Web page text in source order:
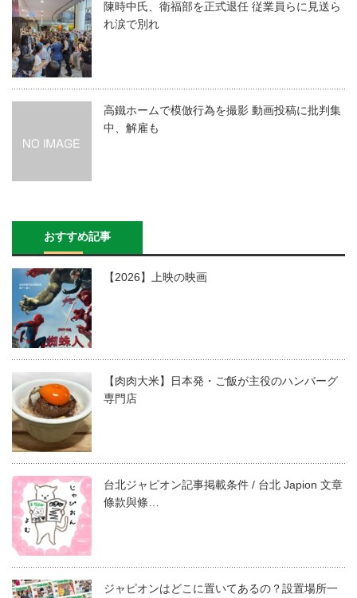
陳時中氏、衛福部を正式退任 従業員らに見送ら
れ涙で別れ
高鐵ホームで模倣行為を撮影 動画投稿に批判集
中、解雇も
おすすめ記事
【2026】上映の映画
【肉肉大米】日本発・ご飯が主役のハンバーグ
専門店
台北ジャピオン記事掲載条件 / 台北 Japion 文章
條款與條…
ジャピオンはどこに置いてあるの？設置場所一